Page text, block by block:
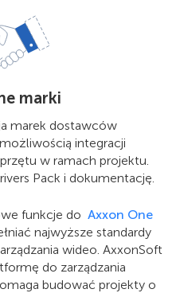
marki
marek dostawców
integracji
w ramach projektu.
Pack i dokumentację.
funkcje do Axxon One
najwyższe standardy
wideo. AxxonSoft
do zarządzania
budować projekty o